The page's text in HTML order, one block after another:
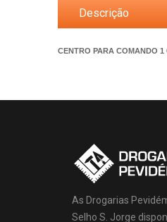
Descrição
CENTRO PARA COMANDO
As Drogarias
Selho S. Jorge